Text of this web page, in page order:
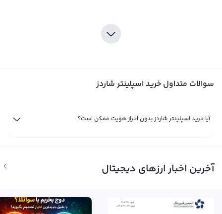
قابل توجه است. بنابراین، تحقیقات کامل و درک عمیق از بازار ارزهای دیجیتال و
مشخصات اسپلینتر شاردز قبل از سرمایه گذاری بسیار مهم است. در این راستا،
بازار ارزهای دیجیتال، توصیه می‌شود که پیش از سرمایه گذاری در این ارز، با مشاوران
فروش اسپلینتر شاردز
می‌پردازید، آن وقت سود یا ضرر شما نهایی می‌شود. برای فروش اسپلینتر شاردز و
پلتفرم و ثبت سفارش خرید یا فروش، می‌توانید با بهترین قیمت بازار، اسپلینتر شاردز
سوالات متداول خرید اسپلینتر شاردز
آیا خرید اسپلینتر شاردز بدون احراز هویت ممکن است؟
آخرین اخبار ارزهای دیجیتال